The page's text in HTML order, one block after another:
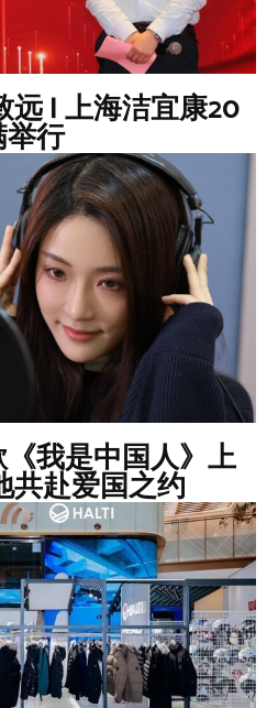
远 | 上海洁宜康20
行
我是中国人》上
共赴爱国之约